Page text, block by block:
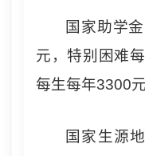
国家助学
元，特别困难
每生每年3300元
国家生源